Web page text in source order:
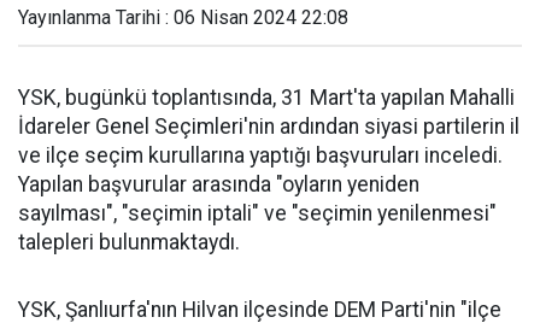
Yayınlanma Tarihi : 06 Nisan 2024 22:08
YSK, bugünkü toplantısında, 31 Mart'ta yapılan Mahalli
İdareler Genel Seçimleri'nin ardından siyasi partilerin il
ve ilçe seçim kurullarına yaptığı başvuruları inceledi.
Yapılan başvurular arasında "oyların yeniden
sayılması", "seçimin iptali" ve "seçimin yenilenmesi"
talepleri bulunmaktaydı.
YSK, Şanlıurfa'nın Hilvan ilçesinde DEM Parti'nin "ilçe